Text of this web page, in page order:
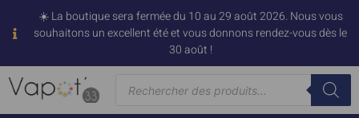
☀️ La boutique sera fermée du 10 au 29 août 2026. Nous vous
souhaitons un excellent été et vous donnons rendez-vous dès le
30 août !